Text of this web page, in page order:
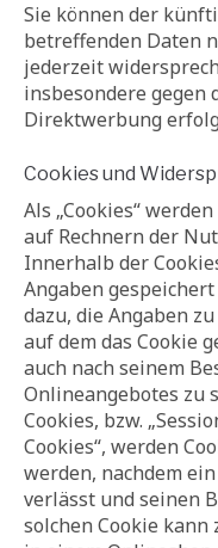
Sie können der
betreffenden Daten
jederzeit
insbesondere gegen
Direktwerbung
Cookies und
Als „Cookies“
auf Rechnern der
Innerhalb der
Angaben
dazu, die Angaben
auf dem das Cookie
auch nach seinem
Onlineangebotes zu
Cookies, bzw.
Cookies“, werden
werden, nachdem
verlässt und seinen
solchen Cookie